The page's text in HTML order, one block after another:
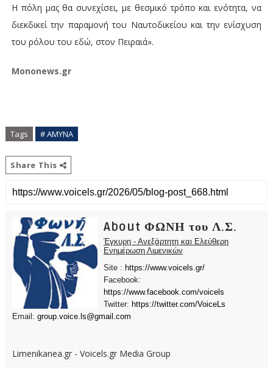
Η πόλη μας θα συνεχίσει, με θεσμικό τρόπο και ενότητα, να
διεκδικεί την παραμονή του Ναυτοδικείου και την ενίσχυση
του ρόλου του εδώ, στον Πειραιά».
Mononews.gr
Tags # ΑΜΥΝΑ
Share This
About ΦΩΝΗ του Λ.Σ.
Έγκυρη - Ανεξάρτητη και Ελεύθερη
Ενημέρωση Λιμενικών
Site : https://www.voicels.gr/
Facebook:
https://www.facebook.com/voicels
Twitter: https://twitter.com/VoiceLs
Email: group.voice.ls@gmail.com
Limenikanea.gr - Voicels.gr Media Group